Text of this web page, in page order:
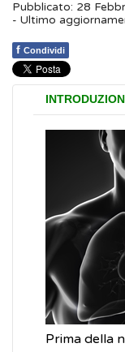
Pubblicato: 28
- Ultimo
f Condividi
Prima della